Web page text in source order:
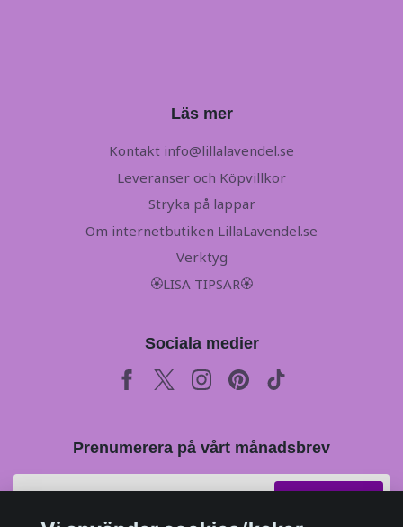
Läs mer
Kontakt info@lillalavendel.se
Leveranser och Köpvillkor
Stryka på lappar
Om internetbutiken LillaLavendel.se
Verktyg
🏵LISA TIPSAR🏵
Sociala medier
Prenumerera på vårt månadsbrev